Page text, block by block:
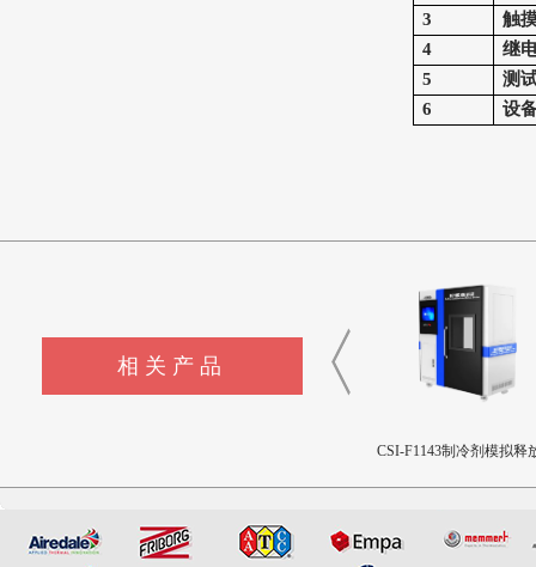
3
触
4
继
5
测
6
设
相关产品
CSI-F1143制冷剂模拟释